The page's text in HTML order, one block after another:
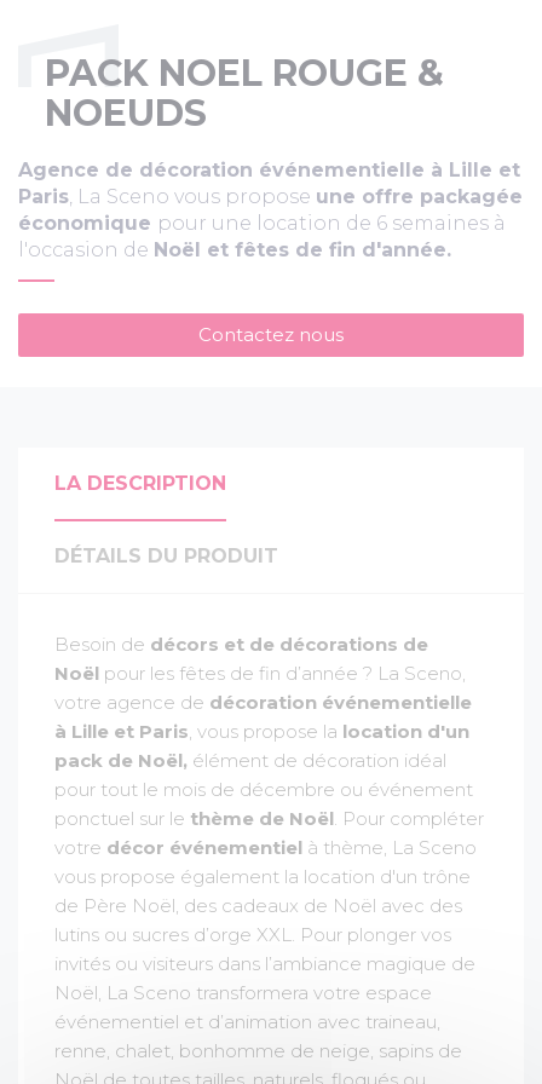
PACK NOEL ROUGE &
NOEUDS
Agence de décoration événementielle à Lille et
Paris , La Sceno vous propose une offre packagée
économique pour une location de 6 semaines à
l'occasion de Noël et fêtes de fin d'année.
Contactez nous
LA DESCRIPTION
DÉTAILS DU PRODUIT
Besoin de décors et de décorations de
Noël pour les fêtes de fin d’année ? La Sceno,
votre agence de décoration événementielle
à Lille et Paris , vous propose la location d'un
pack de Noël, élément de décoration idéal
pour tout le mois de décembre ou événement
ponctuel sur le thème de Noël . Pour compléter
votre décor événementiel à thème, La Sceno
vous propose également la location d'un trône
de Père Noël, des cadeaux de Noël avec des
lutins ou sucres d’orge XXL. Pour plonger vos
invités ou visiteurs dans l’ambiance magique de
Noël, La Sceno transformera votre espace
événementiel et d’animation avec traineau,
renne, chalet, bonhomme de neige, sapins de
Noël de toutes tailles, naturels, floqués ou